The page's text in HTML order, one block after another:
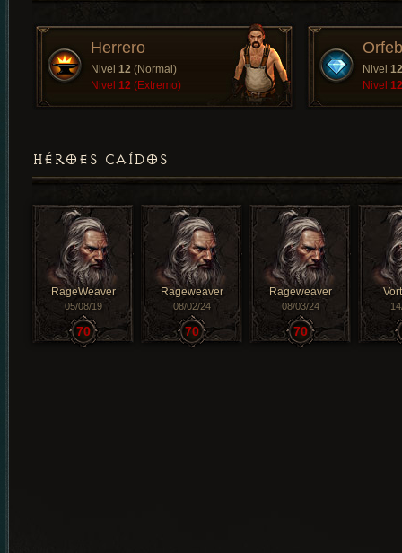
Herrero
Nivel 12 (Normal)
Nivel 12 (Extremo)
Nivel 12
Nivel 12
HÉROES CAÍDOS
RageWeaver
05/08/19
70
Rageweaver
08/02/24
70
Rageweaver
08/03/24
70